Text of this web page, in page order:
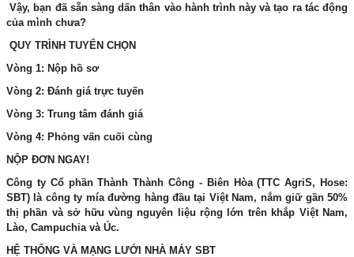
Vậy, bạn đã sẵn sàng dấn thân vào hành trình này và tạo ra tác động
của mình chưa?
QUY TRÌNH TUYỂN CHỌN
Vòng 1: Nộp hồ sơ
Vòng 2: Đánh giá trực tuyến
Vòng 3: Trung tâm đánh giá
Vòng 4: Phỏng vấn cuối cùng
NỘP ĐƠN NGAY!
Công ty Cổ phần Thành Thành Công - Biên Hòa (TTC AgriS, Hose:
SBT) là công ty mía đường hàng đầu tại Việt Nam, nắm giữ gần 50%
thị phần và sở hữu vùng nguyên liệu rộng lớn trên khắp Việt Nam,
Lào, Campuchia và Úc.
HỆ THỐNG VÀ MẠNG LƯỚI NHÀ MÁY SBT